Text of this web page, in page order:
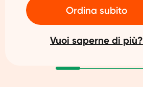
Ordina subito
Vuoi saperne di più?